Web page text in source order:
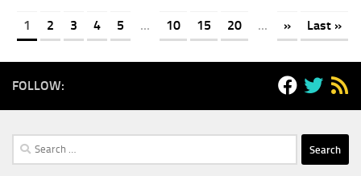
1 2 3 4 5 ... 10 15 20 ... » Last »
FOLLOW:
Search
for: